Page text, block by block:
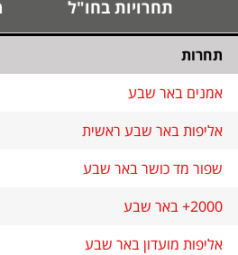
תחרויות בחו"ל
תחרות
אמנים באר שבע
אליפות באר שבע ראשית
שפור מד כושר באר שבע
2000+ באר שבע
אליפות מועדון באר שבע